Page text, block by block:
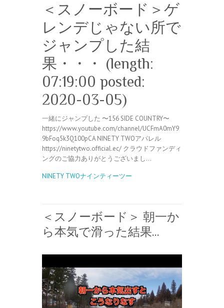
＜スノーボード＞ゲ
レンデじゃない所で
ジャンプした結
果・・・ (length:
07:19:00 posted:
2020-03-05)
一緒にジャンプした 〜156 SIDE COUNTRY〜
https://www.youtube.com/channel/UCFmA0mY9
9bFoq5k3Q100pCA NINETY TWOアパレル
https://ninetytwo.official.ec/ クラウドファンディ
ングのご協力ありがとうございまし…
NINETY TWOナインティーツー
＜スノーボード＞ 朝一か
ら本気で滑った結果…